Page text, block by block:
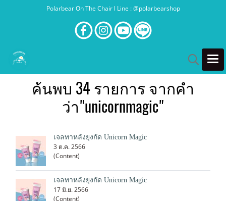
Polarbear On The Chair l Line : @polarbearshop
ค้นพบ 34 รายการ จากคำ
ว่า"unicornmagic"
เจลทาหลังยุงกัด Unicorn Magic
3 ต.ค. 2566
(Content)
เจลทาหลังยุงกัด Unicorn Magic
17 มิ.ย. 2566
(Content)